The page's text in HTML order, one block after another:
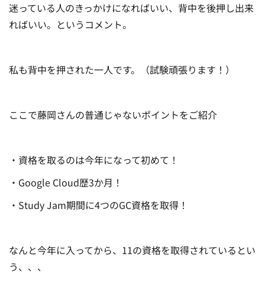
迷っている人のきっかけになればいい、背中を後押し出来
ればいい。というコメント。
私も背中を押された一人です。（試験頑張ります！）
ここで藤岡さんの普通じゃないポイントをご紹介
・資格を取るのは今年になって初めて！
・Google Cloud歴3か月！
・Study Jam期間に4つのGC資格を取得！
なんと今年に入ってから、11の資格を取得されているとい
う、、、